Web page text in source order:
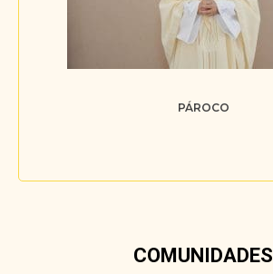
PÁROCO
COMUNIDADES